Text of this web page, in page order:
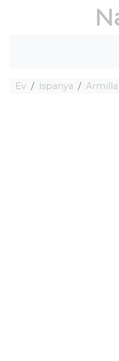
Ev İspanya Armilla